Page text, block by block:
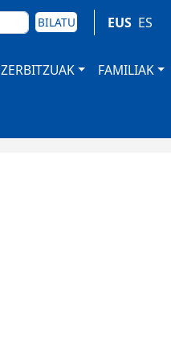
BILATU EUS ES
ZERBITZUAK FAMILIAK